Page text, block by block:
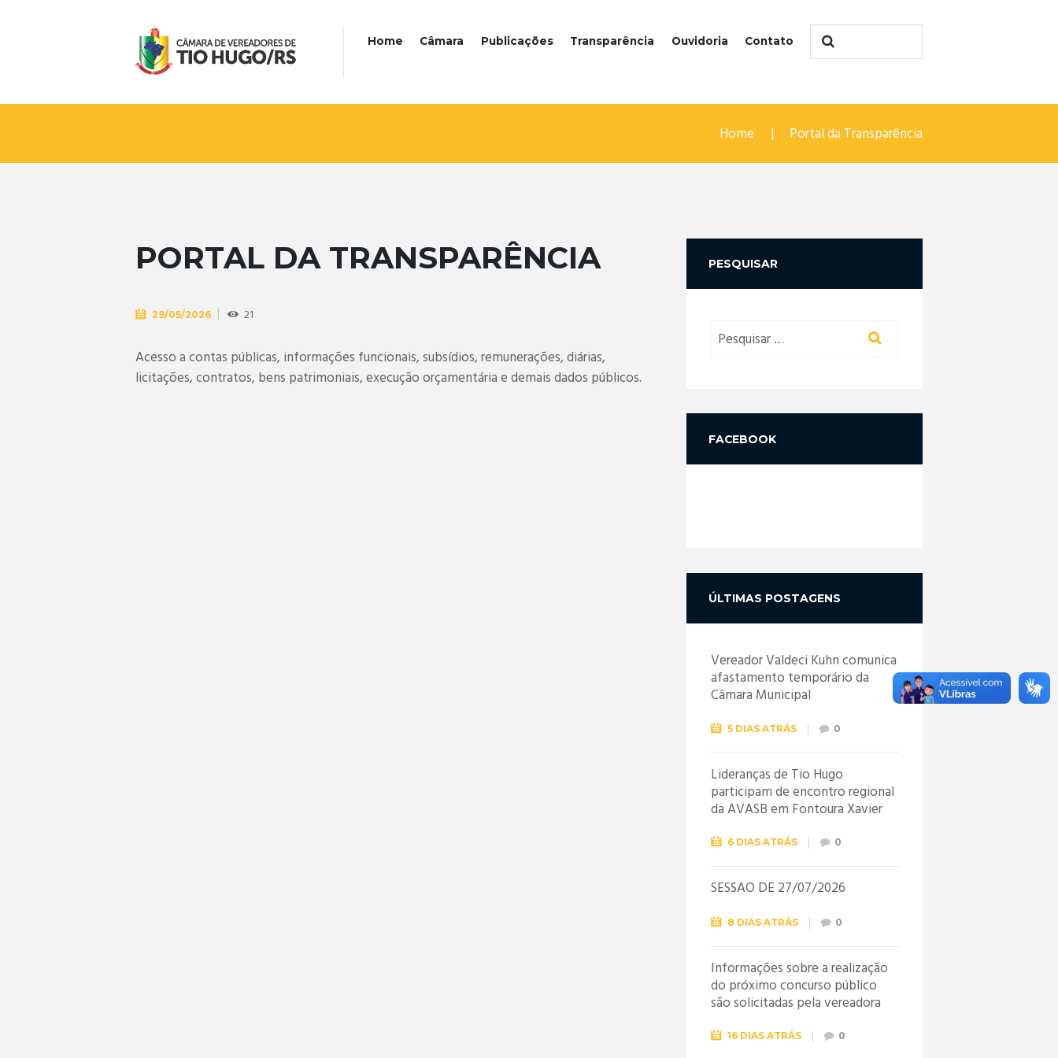
Home Câmara Publicações Transparência Ouvidoria Contato
Home Portal da Transparência
PORTAL DA TRANSPARÊNCIA
29/05/2026 21
Acesso a contas públicas, informações funcionais, subsídios, remunerações, diárias,
licitações, contratos, bens patrimoniais, execução orçamentária e demais dados públicos.
PESQUISAR
FACEBOOK
ÚLTIMAS POSTAGENS
Vereador Valdeci Kuhn comunica
afastamento temporário da
Câmara Municipal
5 DIAS ATRÁS 0
Lideranças de Tio Hugo
participam de encontro regional
da AVASB em Fontoura Xavier
6 DIAS ATRÁS 0
SESSÃO DE 27/07/2026
8 DIAS ATRÁS 0
Informações sobre a realização
do próximo concurso público
são solicitadas pela vereadora
16 DIAS ATRÁS 0